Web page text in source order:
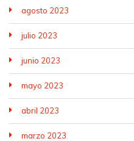
agosto 2023
julio 2023
junio 2023
mayo 2023
abril 2023
marzo 2023